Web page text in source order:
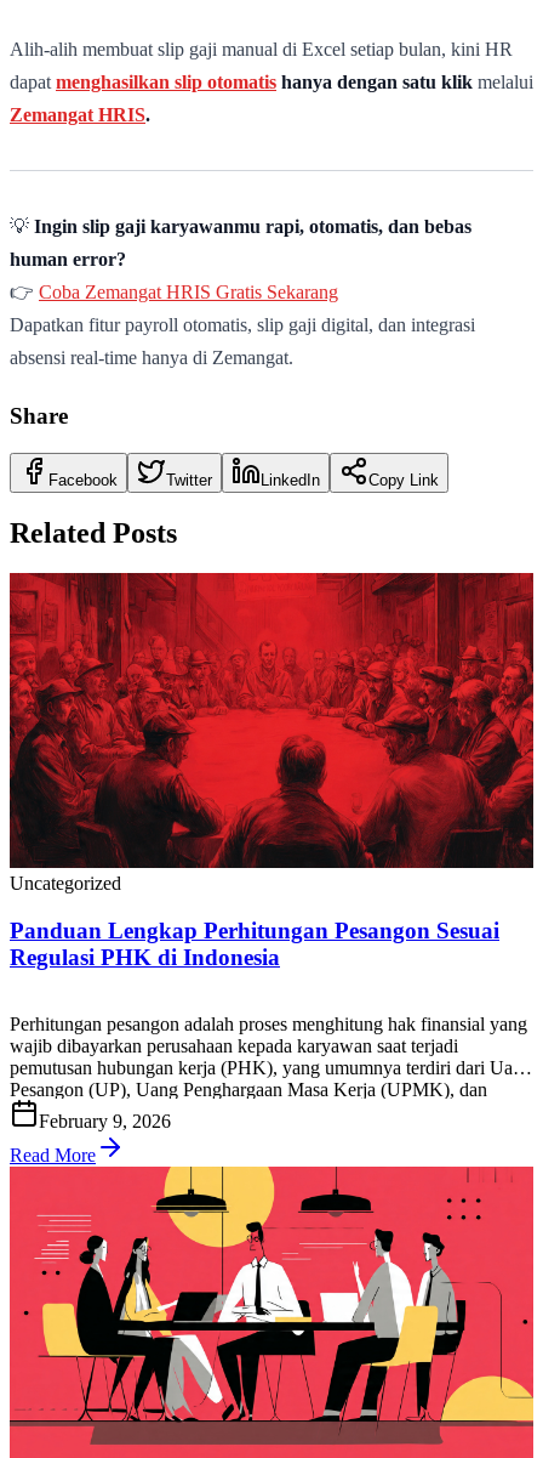
Alih-alih membuat slip gaji manual di Excel setiap bulan, kini HR
dapat menghasilkan slip otomatis hanya dengan satu klik melalui
Zemangat HRIS.
💡 Ingin slip gaji karyawanmu rapi, otomatis, dan bebas
human error?
👉 Coba Zemangat HRIS Gratis Sekarang
Dapatkan fitur payroll otomatis, slip gaji digital, dan integrasi
absensi real-time hanya di Zemangat.
Share
Facebook Twitter LinkedIn Copy Link
Related Posts
Uncategorized
Panduan Lengkap Perhitungan Pesangon Sesuai
Regulasi PHK di Indonesia
Perhitungan pesangon adalah proses menghitung hak finansial yang
wajib dibayarkan perusahaan kepada karyawan saat terjadi
pemutusan hubungan kerja (PHK), yang umumnya terdiri dari Uang
Pesangon (UP), Uang Penghargaan Masa Kerja (UPMK), dan
Uang Penggantian Hak (UPH), sesuai ketentuan peraturan
ketenagakerjaan yang berlaku di Indonesia. Bagi HR, tim payroll,
pemilik bisnis, maupun karyawan, akurasi hitung pesangon […]
February 9, 2026
Read More